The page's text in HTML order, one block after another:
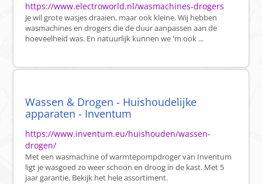
https://www.electroworld.nl/wasmachines-drogers
Je wil grote wasjes draaien, maar ook kleine. Wij hebben
wasmachines en drogers die de duur aanpassen aan de
hoeveelheid was. En natuurlijk kunnen we 'm ook ...
Wassen & Drogen - Huishoudelijke
apparaten - Inventum
https://www.inventum.eu/huishouden/wassen-
drogen/
Met een wasmachine of warmtepompdroger van Inventum
ligt je wasgoed zo weer schoon en droog in de kast. Met 5
jaar garantie. Bekijk het hele assortiment.